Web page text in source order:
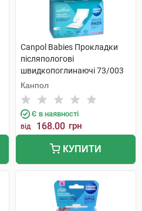
Canpol Babies Прокладки
післяпологові
швидкопоглинаючі 73/003
10 шт
Канпол
Є в наявності
від 168.00 грн
КУПИТИ